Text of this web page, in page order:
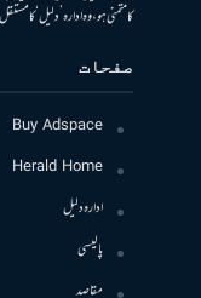
کا متمنی ہو، وہ ادارہ ’دلیل‘ کا
صفحات
Buy Adspace
Herald Home
ادارہ دلیل
پالیسی
مقاصد